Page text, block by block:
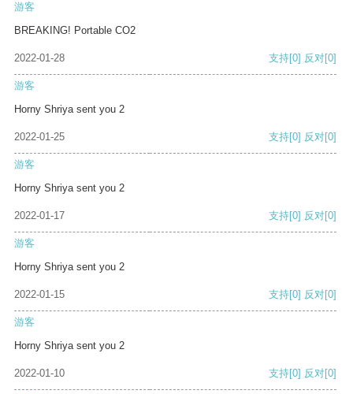
游客
BREAKING! Portable CO2
2022-01-28 支持[0] 反对[0]
游客
Horny Shriya sent you 2
2022-01-25 支持[0] 反对[0]
游客
Horny Shriya sent you 2
2022-01-17 支持[0] 反对[0]
游客
Horny Shriya sent you 2
2022-01-15 支持[0] 反对[0]
游客
Horny Shriya sent you 2
2022-01-10 支持[0] 反对[0]